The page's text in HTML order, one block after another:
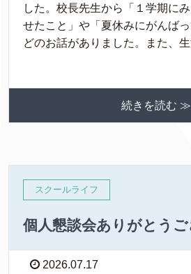
した。校長先生から「１学期に
せたこと」や「夏休みにがんば
どのお話がありました。また、
続きを読む ≫
スクールライフ
個人懇談会ありがとう
2026.07.17